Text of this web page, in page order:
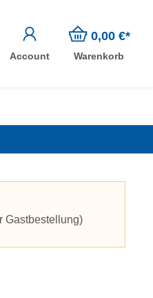
Account
0,00 €*
Warenkorb
Gastbestellung)